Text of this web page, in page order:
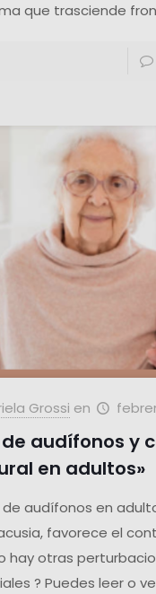
que trasciende
Grossi en
de audífonos y
en adultos»
de audífonos en
favorece el
hay otras
? Puedes leer o